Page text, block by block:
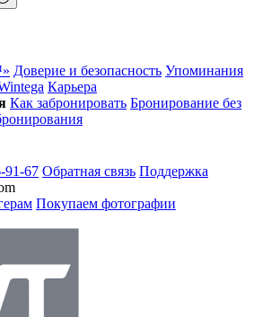
Доверие и безопасность Упоминания
Карьера
Как забронировать Бронирование без
91-67 Обратная связь Поддержка
Покупаем фотографии